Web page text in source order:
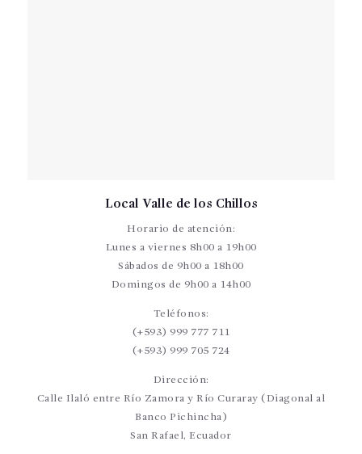
Local Valle de los Chillos
Horario de atención:
Lunes a viernes 8h00 a 19h00
Sábados de 9h00 a 18h00
Domingos de 9h00 a 14h00
Teléfonos:
(+593) 999 777 711
(+593) 999 705 724
Dirección:
Calle Ilaló entre Río Zamora y Río Curaray (Diagonal al
Banco Pichincha)
San Rafael, Ecuador